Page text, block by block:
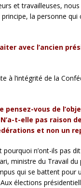
et travailleuses,
la personne
avec l’ancien
à l’intégrité de la
pensez-vous de
t-elle pas raison
et non un
pourquoi n’ont-ils pas
ministre du Travail
qui se battent pour
élections